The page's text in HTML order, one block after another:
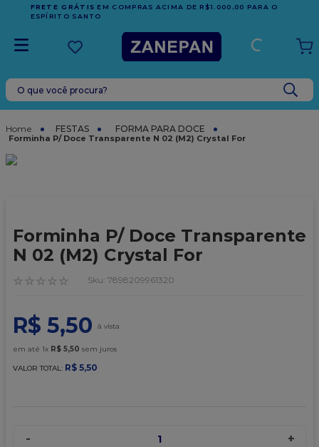
FRETE GRÁTIS EM COMPRAS ACIMA DE R$1.000,00 PARA O
ESPÍRITO SANTO
O que você procura?
FESTAS FORMA PARA DOCE
Forminha P/ Doce Transparente N 02 (M2) Crystal For
Forminha P/ Doce Transparente
N 02 (M2) Crystal For
☆ ☆ ☆ ☆ ☆ : 7898209961320
R$ 5,50
em até 1x R$ 5,50 sem juros
VALOR TOTAL: R$ 5,50
- 1 +
TERMOS MAIS BUSCADOS
leite condensado
6
sacola
9º
caixa kraft
10º chocolate